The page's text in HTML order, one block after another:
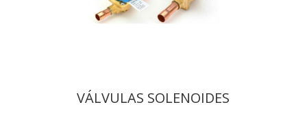
VÁLVULAS SOLENOIDES